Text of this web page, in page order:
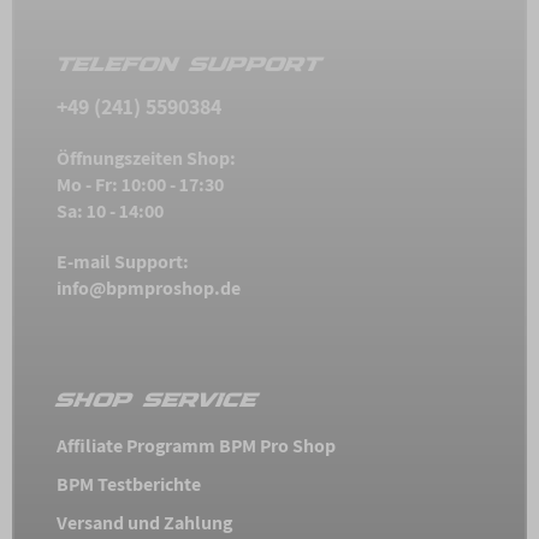
TELEFON SUPPORT
+49 (241) 5590384
Öffnungszeiten Shop:
Mo - Fr: 10:00 - 17:30
Sa: 10 - 14:00
E-mail Support:
info@bpmproshop.de
SHOP SERVICE
Affiliate Programm BPM Pro Shop
BPM Testberichte
Versand und Zahlung